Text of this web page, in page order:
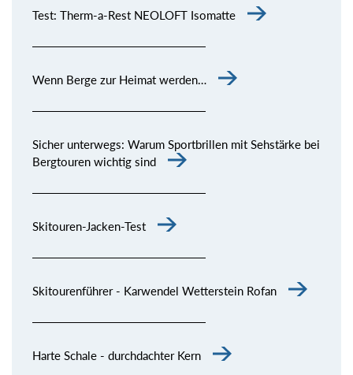
Test: Therm-a-Rest NEOLOFT Isomatte
Wenn Berge zur Heimat werden…
Sicher unterwegs: Warum Sportbrillen mit Sehstärke bei
Bergtouren wichtig sind
Skitouren-Jacken-Test
Skitourenführer - Karwendel Wetterstein Rofan
Harte Schale - durchdachter Kern